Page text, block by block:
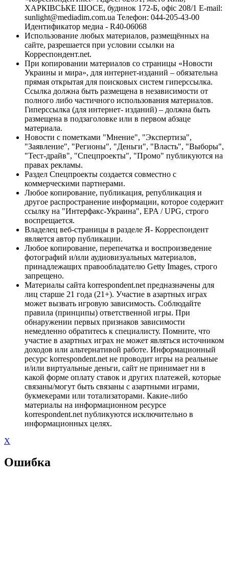
ХАРКІВСЬКЕ ШОСЕ, будинок 172-Б, офіс 208/1 E-mail:
sunlight@mediadim.com.ua Телефон: 044-205-43-00
Идентификатор медиа - R40-06068
Использование любых материалов, размещённых на
сайте, разрешается при условии ссылки на
Корреспондент.net.
При копировании материалов со страницы «Новости
Украины и мира», для интернет-изданий – обязательна
прямая открытая для поисковых систем гиперссылка.
Ссылка должна быть размещена в независимости от
полного либо частичного использования материалов.
Гиперссылка (для интернет- изданий) – должна быть
размещена в подзаголовке или в первом абзаце
материала.
Новости с пометками "Мнение", "Экспертиза",
"Заявление", "Регионы", "Деньги", "Власть", "Выборы",
"Тест-драйв", "Спецпроекты", "Промо" публикуются на
правах рекламы.
Раздел Спецпроекты создается совместно с
коммерческими партнерами.
Любое копирование, публикация, републикация и
другое распространение информации, которое содержит
ссылку на "Интерфакс-Украина", EPA / UPG, строго
воспрещается.
Владелец веб-страницы в разделе Я- Корреспондент
является автор публикации.
Любое копирование, перепечатка и воспроизведение
фотографий и/или аудиовизуальных материалов,
принадлежащих правообладателю Getty Images, строго
запрещено.
Материалы сайта korrespondent.net предназначены для
лиц старше 21 года (21+). Участие в азартных играх
может вызвать игровую зависимость. Соблюдайте
правила (принципы) ответственной игры. При
обнаружении первых признаков зависимости
немедленно обратитесь к специалисту. Помните, что
участие в азартных играх не может являться источником
доходов или альтернативой работе. Информационный
ресурс korrespondent.net не проводит игры на реальные
и/или виртуальные деньги, сайт не принимает ни в
какой форме оплату ставок и других платежей, которые
связаны/могут быть связаны с азартными играми,
букмекерами или тотализаторами. Какие-либо
материалы на информационном ресурсе
korrespondent.net публикуются исключительно в
информационных целях.
X
Ошибка